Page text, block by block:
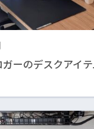
ーのデスクアイ